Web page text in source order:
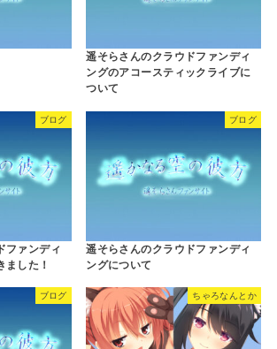
遥そらさんのクラウドファンディ
ングのアコースティックライブに
ついて
ブログ
ファンディ
ました！
ブログ
遥そらさんのクラウドファンディ
ングについて
ブログ ちゃろなんとか